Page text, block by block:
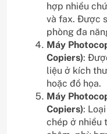
hợp nhiều
và fax. Được
phòng đa
Máy
Copiers):
liệu ở kích
hoặc đồ họa.
Máy
Copiers):
chép ở nhiều